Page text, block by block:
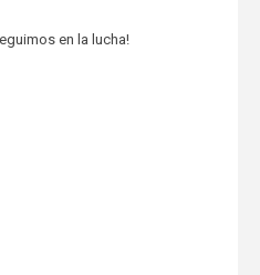
en la lucha!